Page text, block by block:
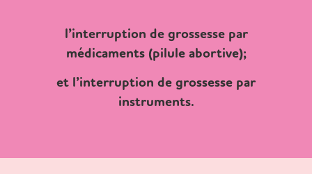
l’interruption de grossesse par
médicaments (pilule abortive);
et l’interruption de grossesse par
instruments.